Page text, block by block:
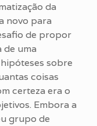
da
novo para
de propor
de uma
sobre
coisas
certeza era o
Embora a
grupo de